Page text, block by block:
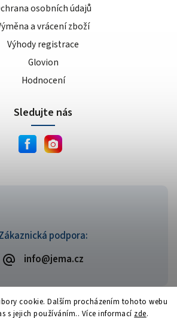
cookie. Dalším procházením tohoto webu
s jejich používáním.. Více informací zde.
podpora:
info@jema.cz
osobních údajů
a vrácení zboží
Výhody registrace
Glovion
Hodnocení
Sledujte nás